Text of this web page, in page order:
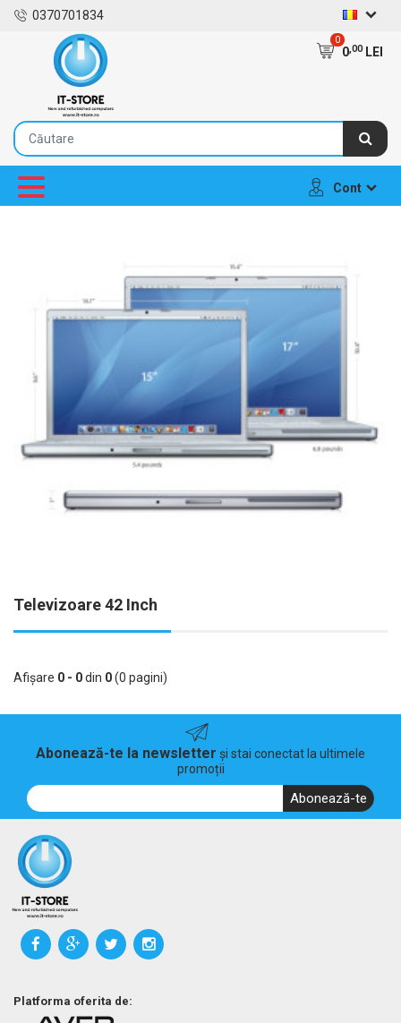
0370701834
0
0,00LEI
Cont
Televizoare 42 Inch
Afişare 0 - 0din 0(0 pagini)
Abonează-te la newsletter și stai conectat la ultimele
promoții
Abonează-te
Platforma oferita de: